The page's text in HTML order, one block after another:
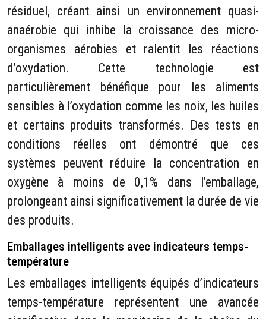
résiduel, créant ainsi un environnement quasi-
anaérobie qui inhibe la croissance des micro-
organismes aérobies et ralentit les réactions
d’oxydation. Cette technologie est
particulièrement bénéfique pour les aliments
sensibles à l’oxydation comme les noix, les huiles
et certains produits transformés. Des tests en
conditions réelles ont démontré que ces
systèmes peuvent réduire la concentration en
oxygène à moins de 0,1% dans l’emballage,
prolongeant ainsi significativement la durée de vie
des produits.
Emballages intelligents avec indicateurs temps-
température
Les emballages intelligents équipés d’indicateurs
temps-température représentent une avancée